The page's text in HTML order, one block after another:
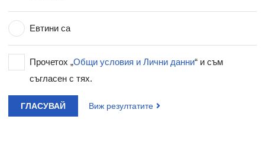
Евтини са
Прочетох „Общи условия и Лични данни“ и съм
съгласен с тях.
ГЛАСУВАЙ Виж резултатите